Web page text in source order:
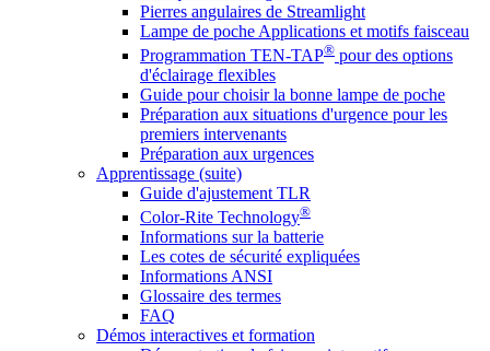
Pierres angulaires de Streamlight
Lampe de poche Applications et motifs faisceau
Programmation TEN-TAP® pour des options
d'éclairage flexibles
Guide pour choisir la bonne lampe de poche
Préparation aux situations d'urgence pour les
premiers intervenants
Préparation aux urgences
Apprentissage (suite)
Guide d'ajustement TLR
Color-Rite Technology®
Informations sur la batterie
Les cotes de sécurité expliquées
Informations ANSI
Glossaire des termes
FAQ
Démos interactives et formation